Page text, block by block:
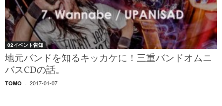
02イベント告知
地元バンドを知るキッカケに！三重バンドオムニ
バスCDの話。
TOMO - 2017-01-07